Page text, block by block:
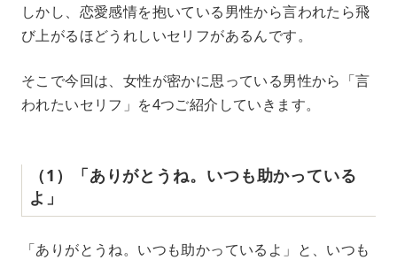
しかし、恋愛感情を抱いている男性から言われたら飛
び上がるほどうれしいセリフがあるんです。
そこで今回は、女性が密かに思っている男性から「言
われたいセリフ」を4つご紹介していきます。
（1）「ありがとうね。いつも助かっている
よ」
「ありがとうね。いつも助かっているよ」と、いつも